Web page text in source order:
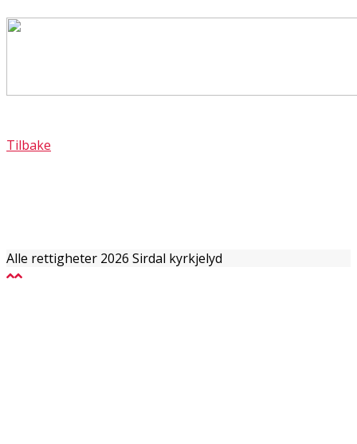
Tilbake
Alle rettigheter 2026 Sirdal kyrkjelyd